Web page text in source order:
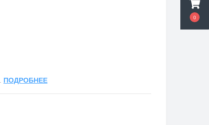
0
ПОДРОБНЕЕ